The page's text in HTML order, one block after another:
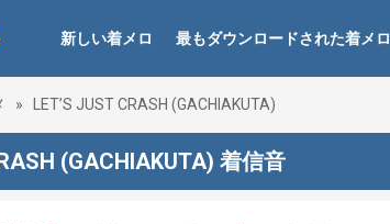
新しい着メロ 最もダウンロードされた着メロ
» LET’S JUST CRASH (GACHIAKUTA)
(GACHIAKUTA) 着信音